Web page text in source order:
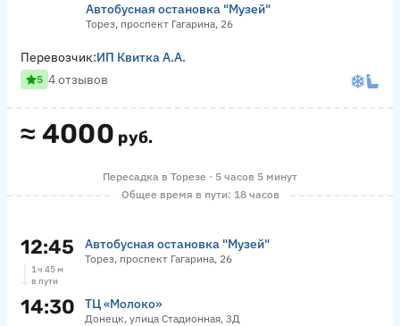
Автобусная остановка "Музей"
Торез, проспект Гагарина, 26
≈ 4000 руб.
Перевозчик:ИП Квитка А.А.
5 4 отзывов
Пересадка в Торезе · 5 часов 5 минут
Общее время в пути: 18 часов
12:45 Автобусная остановка "Музей"
Торез, проспект Гагарина, 26
1 ч 45 м
в пути
14:30 ТЦ «Молоко»
Донецк, улица Стадионная, 3Д